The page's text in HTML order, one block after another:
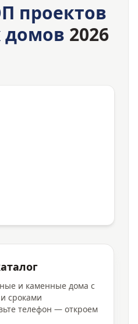
проектов
домов 2026
и каменные дома с
сроками
телефон — откроем